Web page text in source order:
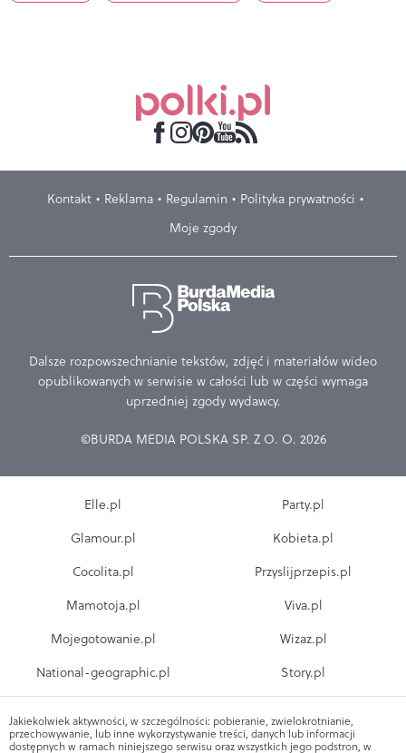
Kontakt Reklama Regulamin
Polityka prywatności
Moje zgody
Dalsze rozpowszechnianie tekstów, zdjęć i materiałów wideo
opublikowanych w serwisie w całości lub w części wymaga
uprzedniej zgody wydawcy.
©BURDA MEDIA POLSKA SP. Z O. O. 2026
Elle.pl
Glamour.pl
Cocolita.pl
Mamotoja.pl
Mojegotowanie.pl
National-geographic.pl
Party.pl
Kobieta.pl
Przyslijprzepis.pl
Viva.pl
Wizaz.pl
Story.pl
Jakiekolwiek aktywności, w szczególności: pobieranie, zwielokrotnianie,
przechowywanie, lub inne wykorzystywanie treści, danych lub informacji
dostępnych w ramach niniejszego serwisu oraz wszystkich jego podstron, w